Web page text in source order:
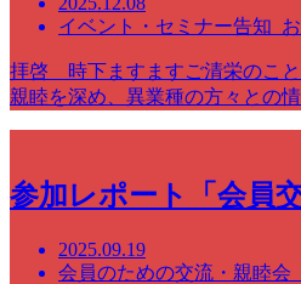
イベント・セミナー告知
拝啓 時下ますますご清栄のこと
親睦を深め、異業種の方々との
参加レポート「会員
2025.09.19
会員のための交流・親睦会